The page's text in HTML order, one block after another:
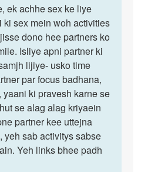
ek achhe sex ke liye
ki sex mein woh activities
dono hee partners ko
Isliye apni partner ki
lijiye- usko time
par focus badhana,
yaani ki pravesh karne se
se alag alag kriyaein
partner kee uttejna
yeh sab activitys sabse
Yeh links bhee padh